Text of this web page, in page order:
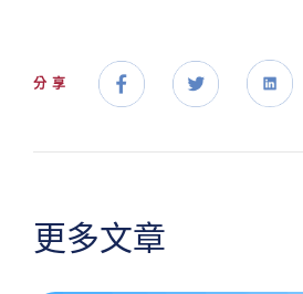
分享
更多文章